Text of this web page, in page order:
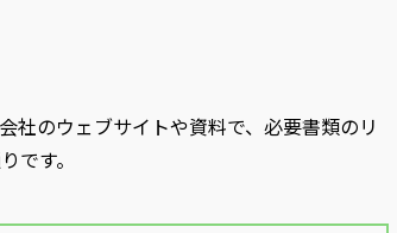
社のウェブサイトや資料で、必要書類のリ
です。